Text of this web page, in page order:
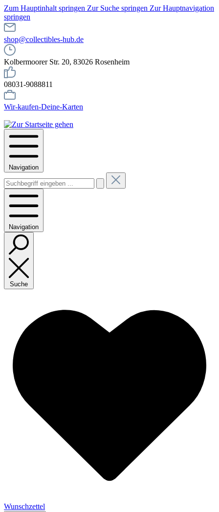
Zum Hauptinhalt springen Zur Suche springen Zur Hauptnavigation
springen
shop@collectibles-hub.de
Kolbermoorer Str. 20, 83026 Rosenheim
08031-9088811
Wir-kaufen-Deine-Karten
Navigation
Navigation
Suche
Wunschzettel